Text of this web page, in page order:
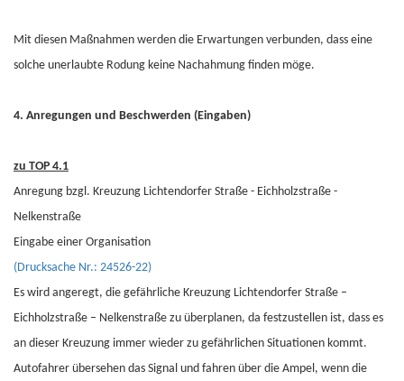
Mit diesen Maßnahmen werden die Erwartungen verbunden, dass eine
solche unerlaubte Rodung keine Nachahmung finden möge.
4. Anregungen und Beschwerden (Eingaben)
zu TOP 4.1
Anregung bzgl. Kreuzung Lichtendorfer Straße - Eichholzstraße -
Nelkenstraße
Eingabe einer Organisation
(Drucksache Nr.: 24526-22)
Es wird angeregt, die gefährliche Kreuzung Lichtendorfer Straße –
Eichholzstraße – Nelkenstraße zu überplanen, da festzustellen ist, dass es
an dieser Kreuzung immer wieder zu gefährlichen Situationen kommt.
Autofahrer übersehen das Signal und fahren über die Ampel, wenn die